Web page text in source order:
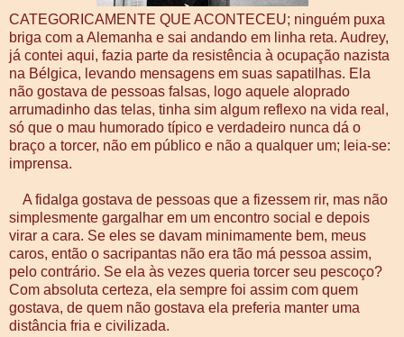
CATEGORICAMENTE QUE ACONTECEU; ninguém puxa
briga com a Alemanha e sai andando em linha reta. Audrey,
já contei aqui, fazia parte da resistência à ocupação nazista
na Bélgica, levando mensagens em suas sapatilhas. Ela
não gostava de pessoas falsas, logo aquele aloprado
arrumadinho das telas, tinha sim algum reflexo na vida real,
só que o mau humorado típico e verdadeiro nunca dá o
braço a torcer, não em público e não a qualquer um; leia-se:
imprensa.
A fidalga gostava de pessoas que a fizessem rir, mas não
simplesmente gargalhar em um encontro social e depois
virar a cara. Se eles se davam minimamente bem, meus
caros, então o sacripantas não era tão má pessoa assim,
pelo contrário. Se ela às vezes queria torcer seu pescoço?
Com absoluta certeza, ela sempre foi assim com quem
gostava, de quem não gostava ela preferia manter uma
distância fria e civilizada.